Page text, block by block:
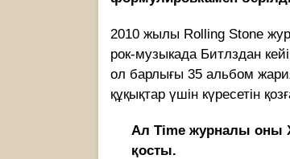
2010 жылы Rolling Stone
рок-музыкада Битлздан
ол барлығы 35 альбом
құқықтар үшін күресетін
Ал Time журналы оны
қосты.